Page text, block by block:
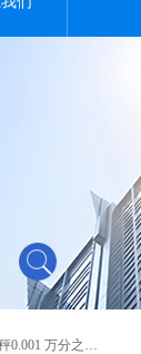
平秤电子分析天平